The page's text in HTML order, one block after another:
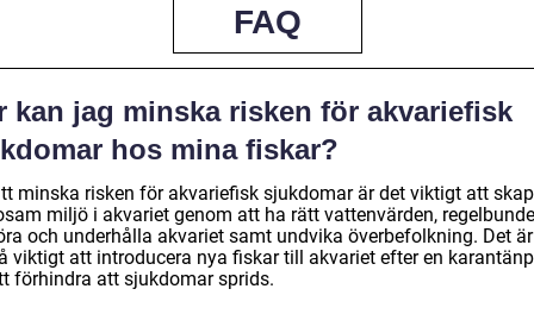
FAQ
kan jag minska risken för akvariefisk
hos mina fiskar?
minska risken för akvariefisk sjukdomar är det viktigt att
miljö i akvariet genom att ha rätt vattenvärden,
och underhålla akvariet samt undvika överbefolkning. Det är
viktigt att introducera nya fiskar till akvariet efter en
förhindra att sjukdomar sprids.